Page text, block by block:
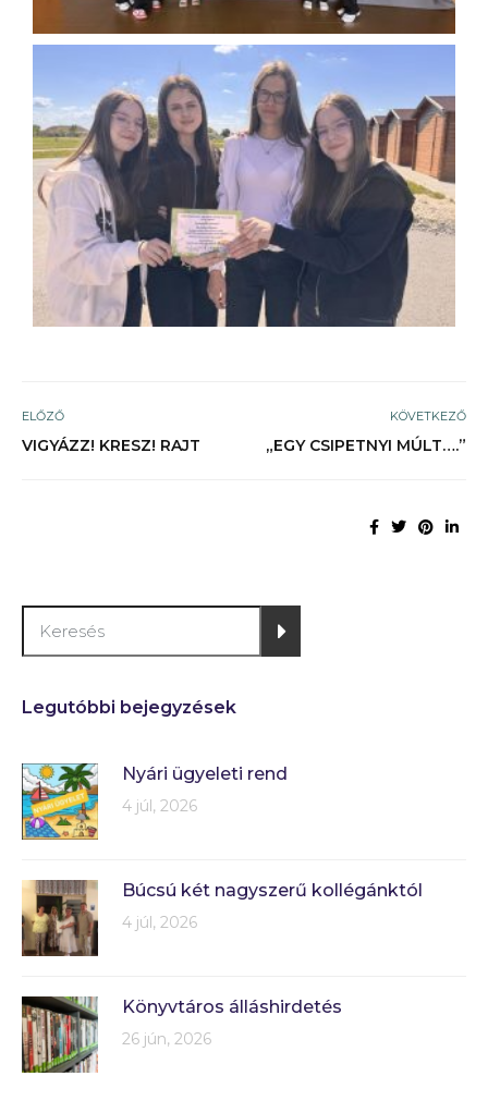
ELŐZŐ
VIGYÁZZ! KRESZ! RAJT
KÖVETKEZŐ
„EGY CSIPETNYI MÚLT….”
Legutóbbi bejegyzések
Nyári ügyeleti rend
4 júl, 2026
Búcsú két nagyszerű kollégánktól
4 júl, 2026
Könyvtáros álláshirdetés
26 jún, 2026